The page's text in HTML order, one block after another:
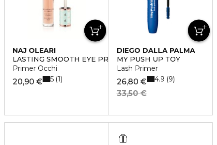
NAJ OLEARI
LASTING SMOOTH EYE PRIMER
Primer Occhi
20,90 € 5 1
DIEGO DALLA PALMA
MY PUSH UP TOY
Lash Primer
26,80 €
33,50 €
4.9 9